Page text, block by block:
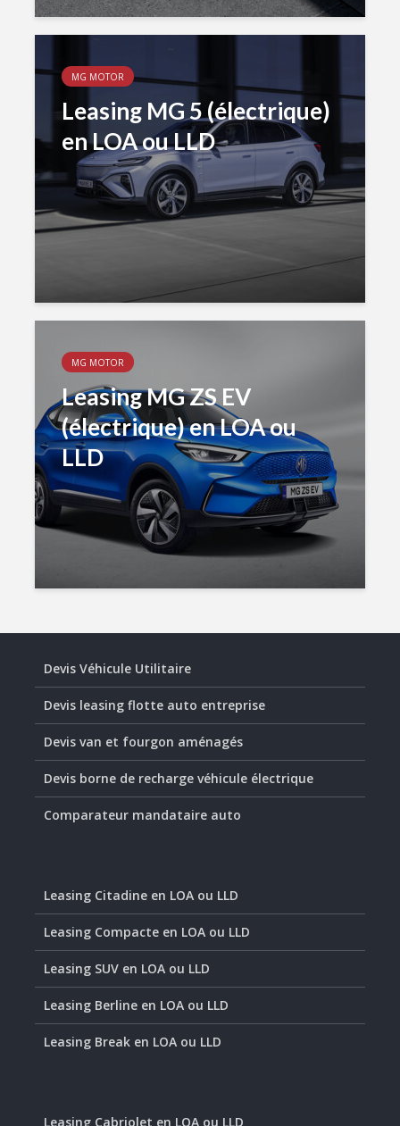
MG MOTOR
Leasing MG 5 (électrique)
en LOA ou LLD
MG MOTOR
Leasing MG ZS EV
(électrique) en LOA ou
LLD
Devis Véhicule Utilitaire
Devis leasing flotte auto entreprise
Devis van et fourgon aménagés
Devis borne de recharge véhicule électrique
Comparateur mandataire auto
Leasing Citadine en LOA ou LLD
Leasing Compacte en LOA ou LLD
Leasing SUV en LOA ou LLD
Leasing Berline en LOA ou LLD
Leasing Break en LOA ou LLD
Leasing Cabriolet en LOA ou LLD